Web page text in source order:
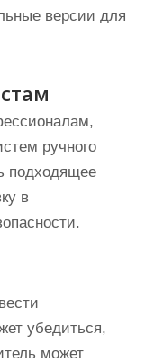
версии для
ручного
подходящее
в
убедиться,
может